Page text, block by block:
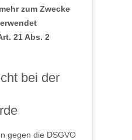
zum Zwecke
21 Abs. 2
bei der
gegen die DSGVO